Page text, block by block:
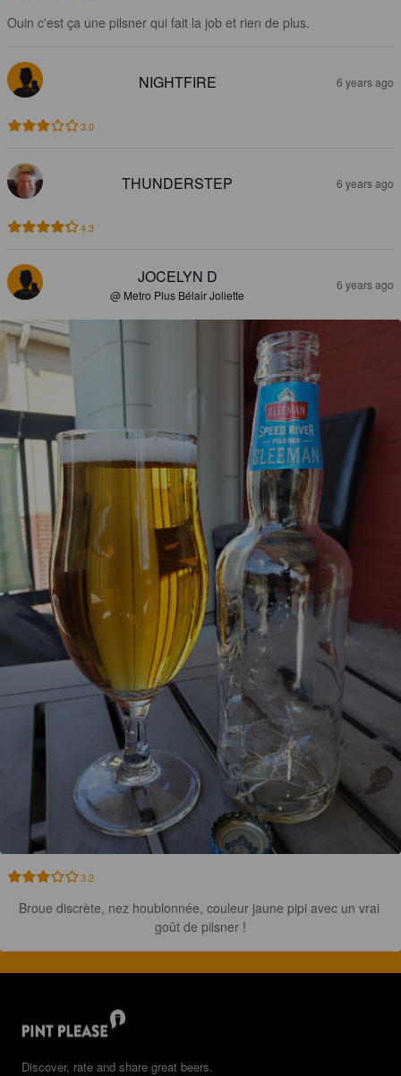
Ouin c'est ça une pilsner qui fait la job et rien de plus.
NIGHTFIRE 6 years ago
3.0
THUNDERSTEP 6 years ago
4.3
JOCELYN D
@ Metro Plus Bélair Joliette
6 years ago
3.2
Broue discrète, nez houblonnée, couleur jaune pipi avec un vrai
goût de pilsner !
Discover, rate and share great beers.